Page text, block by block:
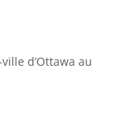
d’Ottawa au